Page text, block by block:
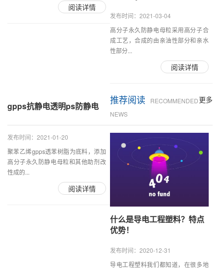
阅读详情
发布时间：2021-03-04
高分子永久防静电母粒采用高分子合
成工艺，合成的由亲油性部分和亲水
性部分...
阅读详情
gpps抗静电透明ps防静电
发布时间：2021-01-20
聚苯乙烯gpps透苯树脂为底料，添加
高分子永久防静电母粒和其他助剂改
性成的...
阅读详情
更多
推荐阅读
RECOMMENDED
NEWS
什么是导电工程塑料？特点
优势！
发布时间：2020-12-31
导电工程塑料我们都知道，在很多地